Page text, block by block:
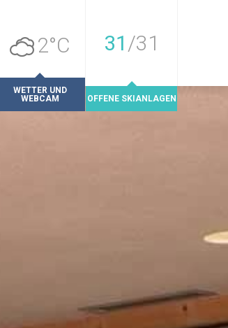
2°C
WETTER UND
WEBCAM
31 /31
OFFENE SKIANLAGEN